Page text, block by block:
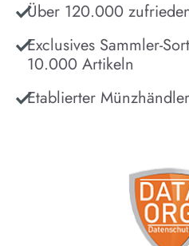
Über 120.000
Exclusives Sammler-
10.000 Artikeln
Etablierter